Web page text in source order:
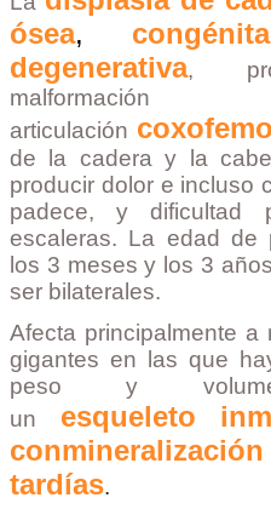
ósea, congénita
degenerativa,
articulación
de la cadera y la
producir dolor e incluso
padece, y dificultad
escaleras. La edad de
los 3 meses y los 3
ser bilaterales.
Afecta principalmente
gigantes en las que
peso y
un
esqueleto
conmineralización
tardías.